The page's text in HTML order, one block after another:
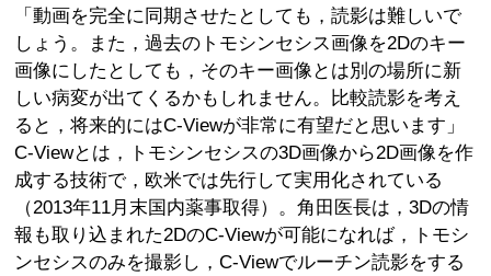
「動画を完全に同期させたとしても，読影は難しいで
しょう。また，過去のトモシンセシス画像を2Dのキー
画像にしたとしても，そのキー画像とは別の場所に新
しい病変が出てくるかもしれません。比較読影を考え
ると，将来的にはC-Viewが非常に有望だと思います」
C-Viewとは，トモシンセシスの3D画像から2D画像を作
成する技術で，欧米では先行して実用化されている
（2013年11月末国内薬事取得）。角田医長は，3Dの情
報も取り込まれた2DのC-Viewが可能になれば，トモシ
ンセシスのみを撮影し，C-Viewでルーチン読影をする